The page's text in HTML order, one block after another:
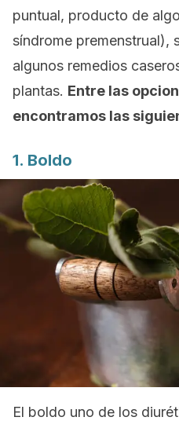
puntual, producto de
síndrome premenstrual),
algunos remedios
plantas. Entre las
encontramos las
1. Boldo
El boldo uno de los